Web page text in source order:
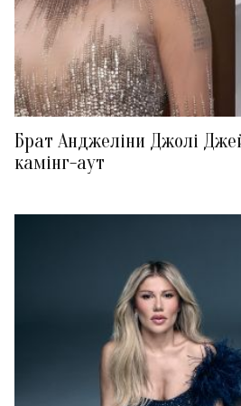
Брат Анджеліни Джолі
камінг-аут